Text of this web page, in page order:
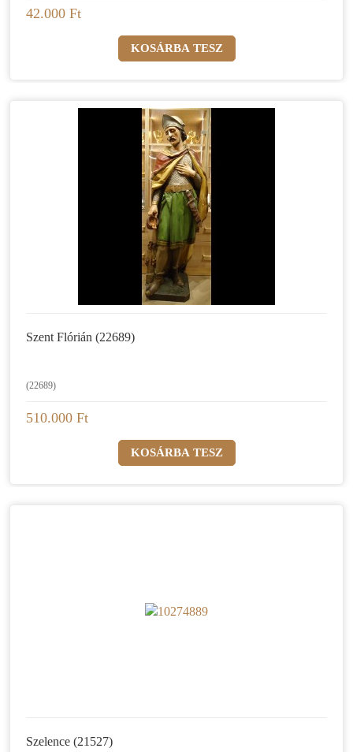
42.000 Ft
Szent Flórián (22689)
(22689)
510.000 Ft
Szelence (21527)